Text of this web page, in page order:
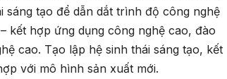
tạo để dẫn dắt trình độ công nghệ
kết hợp ứng dụng công nghệ cao, đào
cao. Tạo lập hệ sinh thái sáng tạo, kết
với mô hình sản xuất mới.